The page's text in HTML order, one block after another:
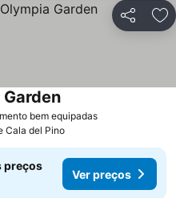
Partilhar
bem equipadasVer preços
Ver preços
Cala del Pino
preços
Ver preços